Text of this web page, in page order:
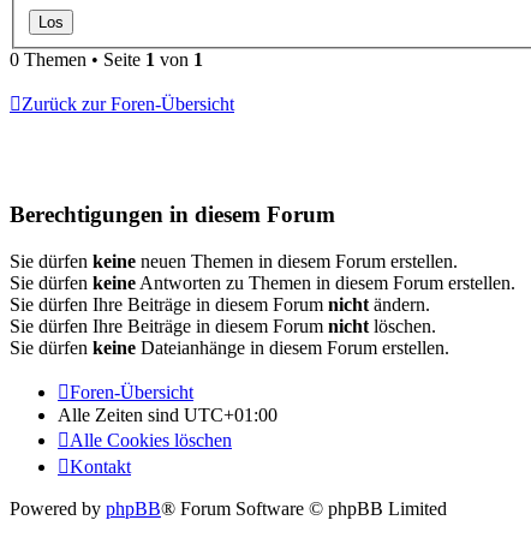
0 Themen • Seite 1 von 1
Zurück zur Foren-Übersicht
Berechtigungen in diesem Forum
Sie dürfen keine neuen Themen in diesem Forum erstellen.
Sie dürfen keine Antworten zu Themen in diesem Forum erstellen.
Sie dürfen Ihre Beiträge in diesem Forum nicht ändern.
Sie dürfen Ihre Beiträge in diesem Forum nicht löschen.
Sie dürfen keine Dateianhänge in diesem Forum erstellen.
Foren-Übersicht
Alle Zeiten sind UTC+01:00
Alle Cookies löschen
Kontakt
Powered by phpBB® Forum Software © phpBB Limited